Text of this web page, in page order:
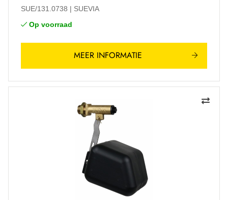
SUE/131.0738
SUEVIA
Op voorraad
MEER INFORMATIE